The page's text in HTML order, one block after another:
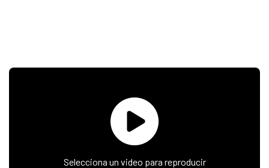
Selecciona un video para reproducir